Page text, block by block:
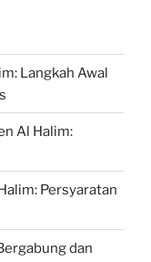
Langkah Awal
Al Halim:
Persyaratan
dan